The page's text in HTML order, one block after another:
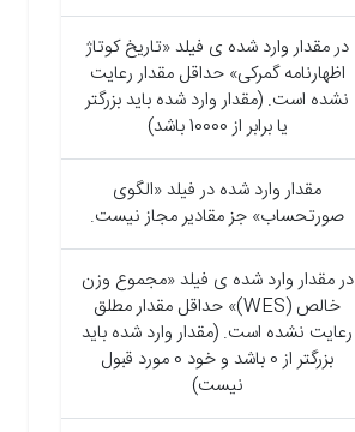
در مقدار وارد شده ی فیلد «تاریخ کوتاژ
اظهارنامه گمرکی» حداقل مقدار رعایت
نشده است. (مقدار وارد شده باید بزرگتر
یا برابر از 10000 باشد)
مقدار وارد شده در فیلد «الگوی
صورتحساب» جز مقادیر مجاز نیست.
در مقدار وارد شده ی فیلد «مجموع وزن
خالص (WES)» حداقل مقدار مطلق
رعایت نشده است. (مقدار وارد شده باید
بزرگتر از 0 باشد و خود 0 مورد قبول
نیست)